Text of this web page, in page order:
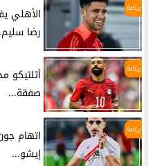
رياضة
الأهلي
رضا
رياضة
أتلتيكو
صفقة...
رياضة
اتهام
إيشو...